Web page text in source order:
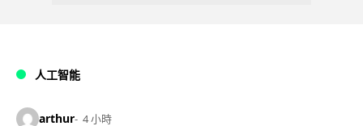
人工智能
arthur 4 小時